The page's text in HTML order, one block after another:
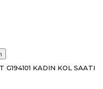
G194101 KADIN KOL SAATI